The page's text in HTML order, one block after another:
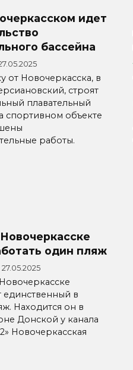
идет
бассейна
от Новочеркасска, в
строят
плавательный
спортивном объекте
работы.
один пляж
27.05.2025
единственный в
Находится он в
Донской у канала
Новочеркасская